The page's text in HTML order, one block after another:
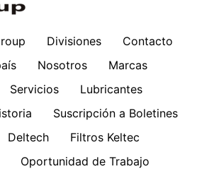
Divisiones
Contacto
Nosotros
Marcas
Servicios
Lubricantes
Suscripción a Boletines
Deltech
Filtros Keltec
Oportunidad de Trabajo